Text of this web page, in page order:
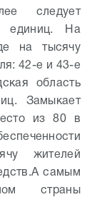
следует
единиц. На
на тысячу
42-е и 43-е
область
Замыкает
из 80 в
жителей
А самым
страны